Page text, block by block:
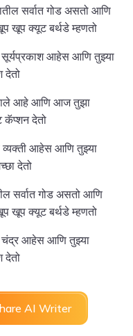
सर्वात गोड असतो आणि
खूप क्यूट बर्थडे म्हणतो
सूर्यप्रकाश आहेस आणि तुझ्या
देतो
झाले आहे आणि आज तुझा
कॅप्शन देतो
व्यक्ती आहेस आणि तुझ्या
देतो
सर्वात गोड असतो आणि
खूप क्यूट बर्थडे म्हणतो
चंद्र आहेस आणि तुझ्या
देतो
AI Writer